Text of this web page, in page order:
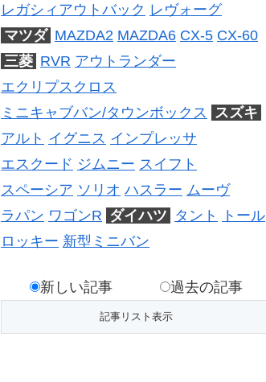
レガシィアウトバック レヴォーグ
マツダ MAZDA2 MAZDA6 CX-5 CX-60
三菱 RVR アウトランダー
エクリプスクロス
ミニキャブバン/タウンボックス
スズキ
アルト イグニス インプレッサ
エスクード ジムニー スイフト
スペーシア ソリオ ハスラー ムーヴ
ラパン ワゴンR ダイハツ タント
トール
ロッキー 新型ミニバン
新しい記事 過去の記事